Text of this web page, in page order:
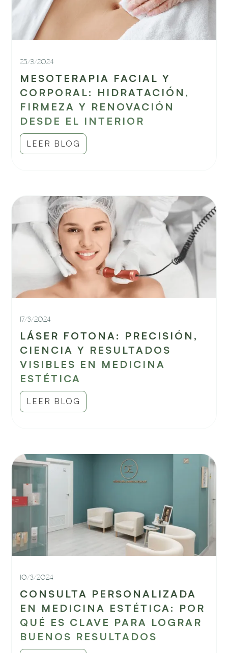
25/3/2024
MESOTERAPIA FACIAL Y
CORPORAL: HIDRATACIÓN,
FIRMEZA Y RENOVACIÓN
DESDE EL INTERIOR
LEER BLOG
17/3/2024
LÁSER FOTONA: PRECISIÓN,
CIENCIA Y RESULTADOS
VISIBLES EN MEDICINA
ESTÉTICA
LEER BLOG
10/3/2024
CONSULTA PERSONALIZADA
EN MEDICINA ESTÉTICA: POR
QUÉ ES CLAVE PARA LOGRAR
BUENOS RESULTADOS